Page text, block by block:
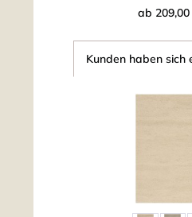
ab 209,00
Kunden haben sich